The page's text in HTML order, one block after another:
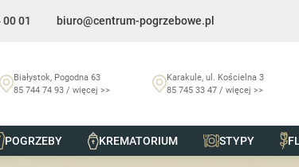
01 biuro@centrum-pogrzebowe.pl
Białystok, Pogodna 63
85 744 74 93 / więcej >>
Karakule, ul. Kościelna 3
85 745 33 47 / więcej >>
POGRZEBY KREMATORIUM STYPY
Pogrzebowe /Nekrologi Teresa Wasilewska